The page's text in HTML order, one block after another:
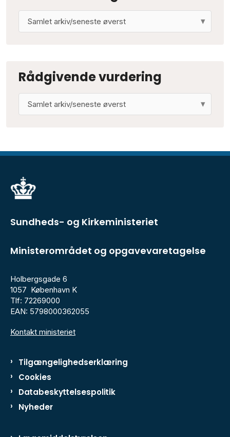
Rådgivende vurdering
Sundheds- og Kirkeministeriet
Ministerområdet og opgavevaretagelse
Holbergsgade 6
1057 København K
Tlf: 72269000
EAN: 5798000362055
Kontakt ministeriet
Tilgængelighedserklæring
Cookies
Databeskyttelsespolitik
Nyheder